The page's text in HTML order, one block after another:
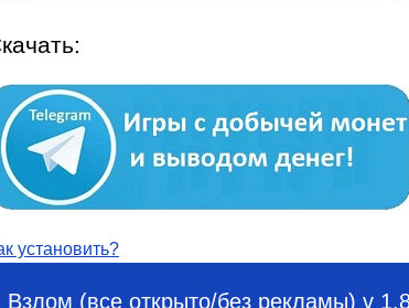
установить?
Взлом (все открыто/без рекламы) v